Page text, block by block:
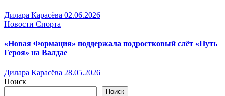
Дилара Карасёва 02.06.2026
Новости Спорта
«Новая Формация» поддержала подростковый слёт «Путь
Героя» на Валдае
Дилара Карасёва 28.05.2026
Поиск
Поиск